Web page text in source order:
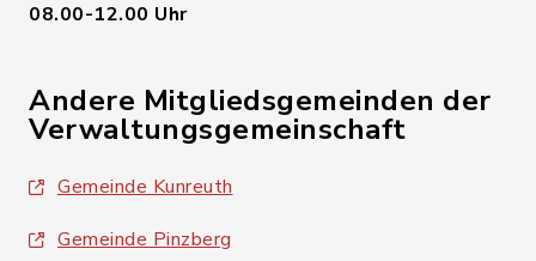
08.00-12.00 Uhr
Andere Mitgliedsgemeinden der
Verwaltungsgemeinschaft
Gemeinde Kunreuth
Gemeinde Pinzberg